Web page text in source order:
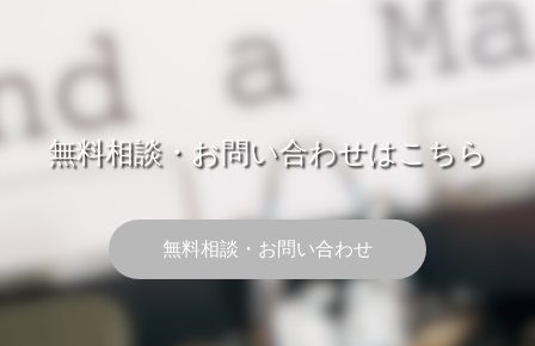
無料相談・お問い合わせはこちら
無料相談・お問い合わせ